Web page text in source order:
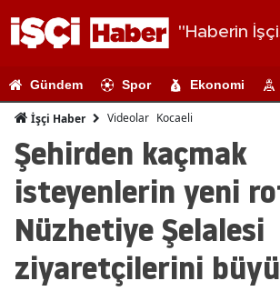
"Haberin
Gündem Spor Ekonomi
İşçi Haber Videolar Kocaeli
Şehirden kaçmak
isteyenlerin yeni
Nüzhetiye Şelalesi
ziyaretçilerini